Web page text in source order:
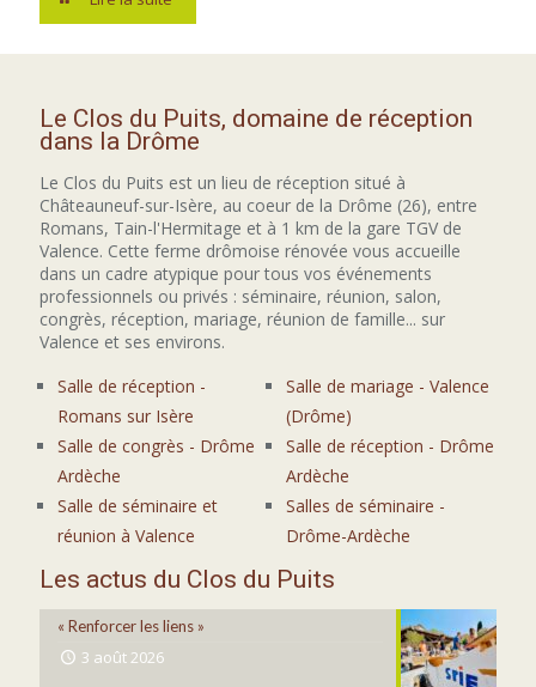
Le Clos du Puits, domaine de réception
dans la Drôme
Le Clos du Puits est un lieu de réception situé à
Châteauneuf-sur-Isère, au coeur de la Drôme (26), entre
Romans, Tain-l'Hermitage et à 1 km de la gare TGV de
Valence. Cette ferme drômoise rénovée vous accueille
dans un cadre atypique pour tous vos événements
professionnels ou privés : séminaire, réunion, salon,
congrès, réception, mariage, réunion de famille... sur
Valence et ses environs.
Salle de réception -
Romans sur Isère
Salle de congrès - Drôme
Ardèche
Salle de séminaire et
réunion à Valence
Salle de mariage - Valence
(Drôme)
Salle de réception - Drôme
Ardèche
Salles de séminaire -
Drôme-Ardèche
Les actus du Clos du Puits
« Renforcer les liens »
3 août 2026